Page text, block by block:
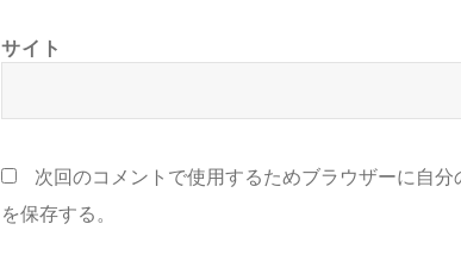
サイト
次回のコメントで使用するためブラウザーに自
を保存する。